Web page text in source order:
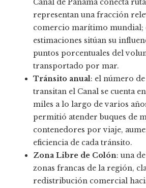
Canal de Panamá conecta
representan una fracción
comercio marítimo mundial;
estimaciones sitúan su
puntos porcentuales del
transportado por mar.
Tránsito anual: el número
transitan el Canal se cuenta
miles a lo largo de varios
permitió atender buques de
contenedores por viaje,
eficiencia de cada tránsito.
Zona Libre de Colón: una
zonas francas de la región,
redistribución comercial